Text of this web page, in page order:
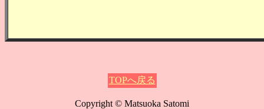
TOPへ戻る
Copyright © Matsuoka Satomi